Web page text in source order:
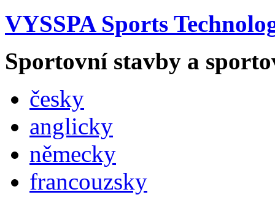
VYSSPA Sports
Sportovní stavby a
česky
anglicky
německy
francouzsky